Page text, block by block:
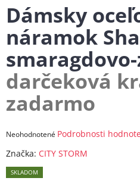
Dámsky
náramok
darčeková
zadarmo
Priemerné
produktu
je
Neohodnotené Podrobnosti
Značka: CITY STORM
SKLADOM